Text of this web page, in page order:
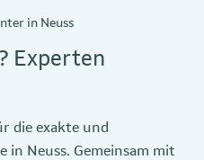
in Neuss
Experten
die exakte und
in Neuss. Gemeinsam mit